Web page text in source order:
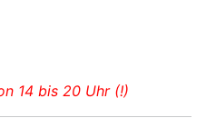
14 bis 20 Uhr (!)